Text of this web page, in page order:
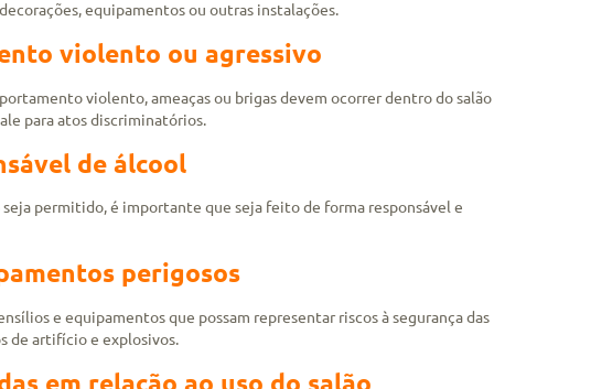
equipamentos ou outras instalações.
violento ou agressivo
violento, ameaças ou brigas devem ocorrer dentro do salão
para atos discriminatórios.
de álcool
seja permitido, é importante que seja feito de forma responsável e
perigosos
e equipamentos que possam representar riscos à segurança das
de artifício e explosivos.
em relação ao uso do salão